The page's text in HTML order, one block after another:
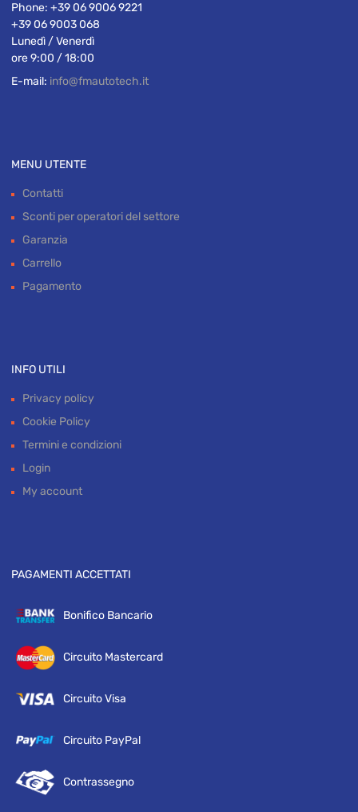
Phone: +39 06 9006 9221
+39 06 9003 068
Lunedì / Venerdì
ore 9:00 / 18:00
E-mail: info@fmautotech.it
MENU UTENTE
Contatti
Sconti per operatori del settore
Garanzia
Carrello
Pagamento
INFO UTILI
Privacy policy
Cookie Policy
Termini e condizioni
Login
My account
PAGAMENTI ACCETTATI
Bonifico Bancario
Circuito Mastercard
Circuito Visa
Circuito PayPal
Contrassegno